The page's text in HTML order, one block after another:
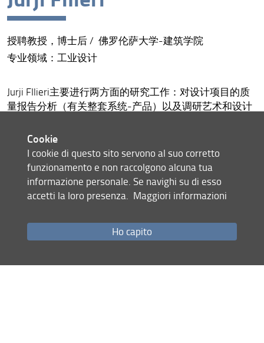
授聘教授，博士后 / 佛罗伦萨大学-建筑学院
专业领域：工业设计
Jurji FIlieri主要进行两方面的研究工作：对设计项目的质
量报告分析（有关整套系统-产品）以及调研艺术和设计
价值研究生态聚合物在产品设计上的适宜利用项目。最
近的研究发表： Il prodotto da solo non basta《只有产品
是不够的》，Altralinea出版，佛罗伦萨，2016.
Condividi
ultimo aggiornamento
13.07.2020
Cookie
I cookie di questo sito servono al suo corretto
funzionamento e non raccolgono alcuna tua
informazione personale. Se navighi su di esso
accetti la loro presenza. Maggiori informazioni
Ho capito